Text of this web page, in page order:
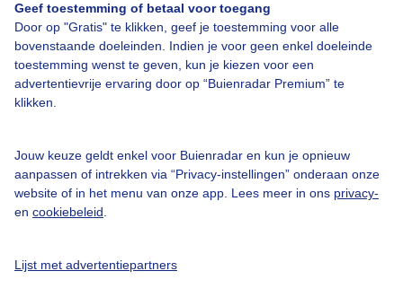
Geef toestemming of betaal voor toegang
Door op "Gratis" te klikken, geef je toestemming voor alle
bovenstaande doeleinden. Indien je voor geen enkel doeleinde
toestemming wenst te geven, kun je kiezen voor een
advertentievrije ervaring door op “Buienradar Premium” te
klikken.
Jouw keuze geldt enkel voor Buienradar en kun je opnieuw
aanpassen of intrekken via “Privacy-instellingen” onderaan onze
website of in het menu van onze app. Lees meer in ons privacy-
en cookiebeleid
Lijst met advertentiepartners
Toegankelijkheid
Gebruikersvoorwaarden
Adverteren
Cookie beleid
Privacy instellingen